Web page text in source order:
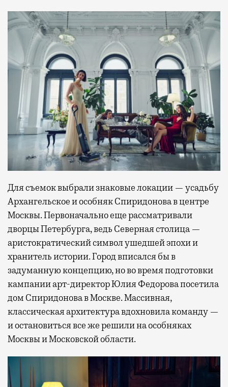
Для съемок выбрали знаковые локации — усадьбу
Архангельское и особняк Спиридонова в центре
Москвы. Первоначально еще рассматривали
дворцы Петербурга, ведь Северная столица —
аристократический символ ушедшей эпохи и
хранитель истории. Город вписался бы в
задуманную концепцию, но во время подготовки
кампании арт-директор Юлия Федорова посетила
дом Спиридонова в Москве. Массивная,
классическая архитектура вдохновила команду —
и остановиться все же решили на особняках
Москвы и Московской области.